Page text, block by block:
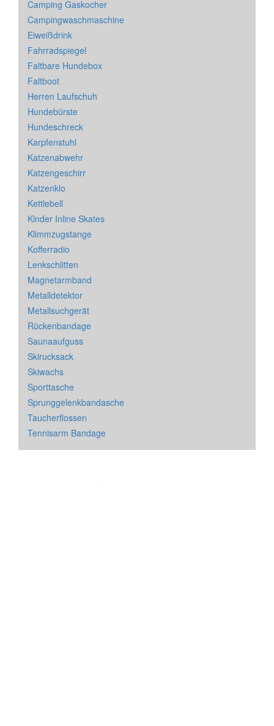
Camping Gaskocher
Campingwaschmaschine
Eiweißdrink
Fahrradspiegel
Faltbare Hundebox
Faltboot
Herren Laufschuh
Hundebürste
Hundeschreck
Karpfenstuhl
Katzenabwehr
Katzengeschirr
Katzenklo
Kettlebell
Kinder Inline Skates
Klimmzugstange
Kofferradio
Lenkschlitten
Magnetarmband
Metalldetektor
Metallsuchgerät
Rückenbandage
Saunaaufguss
Skirucksack
Skiwachs
Sporttasche
Sprunggelenkbandasche
Taucherflossen
Tennisarm Bandage